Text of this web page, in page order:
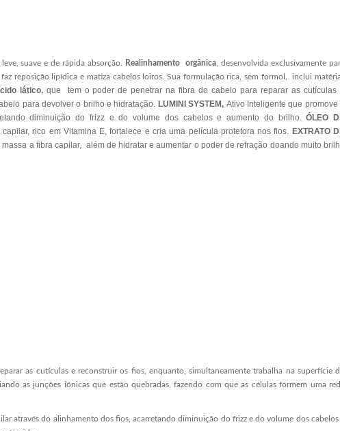
suave e de rápida absorção. Realinhamento orgânica , desenvolvida exclusivamente
reposição lipídica e matiza cabelos loiros. Sua formulação rica, sem formol, inclui
lático,que tem o poder de penetrar na fibra do cabelo para reparar as cutículas
para devolver o brilho e hidratação. LUMINI SYSTEM, Ativo Inteligente que promove
diminuição do frizz e do volume dos cabelos e aumento do brilho.ÓLEO
rico em Vitamina E, fortalece e cria uma película protetora nos fios. EXTRATO
a fibra capilar, além de hidratar e aumentar o poder de refração doando muito
as cutículas e reconstruir os fios, enquanto, simultaneamente trabalha na superfície
as junções iônicas que estão quebradas, fazendo com que as células formem uma
através do alinhamento dos fios, acarretando diminuição do frizz e do volume dos cabelos